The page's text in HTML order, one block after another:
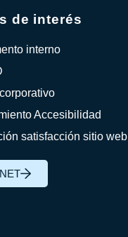
de interés
interno
Accesibilidad
satisfacción sitio web